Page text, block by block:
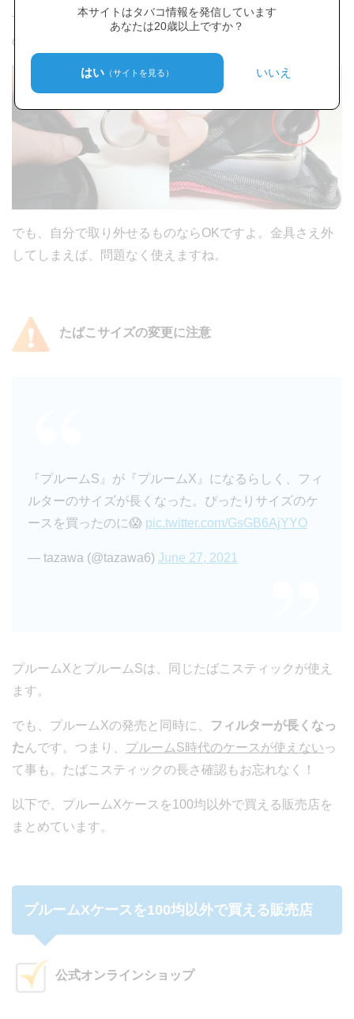
本サイトはタバコ情報を発信しています
あなたは20歳以上ですか？
はい （サイトを見る） いいえ
すよね。
金具が付いていると、デバイスが傷ついてしまう
ので、避けましょう。
でも、自分で取り外せるものならOKですよ。金具さえ外
してしまえば、問題なく使えますね。
たばこサイズの変更に注意
『プルームS』が『プルームX』になるらしく、フィ
ルターのサイズが長くなった。ぴったりサイズのケ
ースを買ったのに😱 pic.twitter.com/GsGB6AjYYO
— tazawa (@tazawa6) June 27, 2021
プルームXとプルームSは、同じたばこスティックが使え
ます。
でも、プルームXの発売と同時に、
フィルターが長くなっ
たんです。つまり、 プルームS時代のケースが使えないっ
て事も。たばこスティックの長さ確認もお忘れなく！
以下で、プルームXケースを100均以外で買える販売店を
まとめています。
プルームXケースを100均以外で買える販売店
公式オンラインショップ